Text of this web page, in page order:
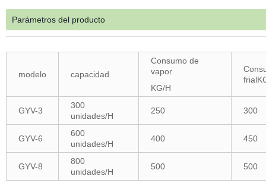
Parámetros del producto
modelo capacidad
Consumo de
vapor
KG/H
GYV-3
300
unidades/H
250 300
GYV-6
600
unidades/H
400 450
GYV-8
800
unidades/H
500 500